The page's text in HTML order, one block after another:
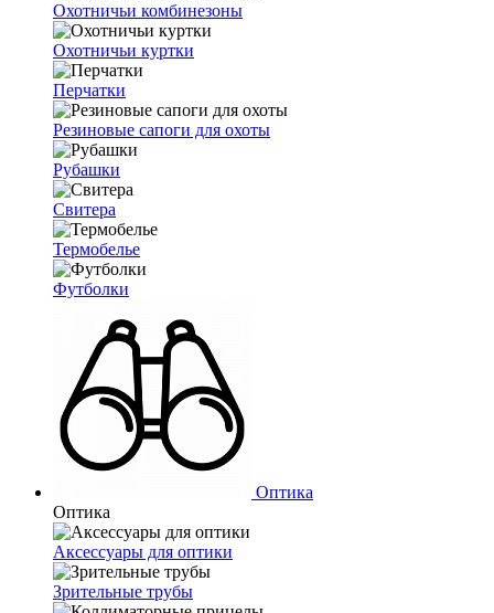
Охотничьи комбинезоны
Охотничьи куртки
Перчатки
Резиновые сапоги для охоты
Рубашки
Свитера
Термобелье
Футболки
Оптика
Оптика
Аксессуары для оптики
Зрительные трубы